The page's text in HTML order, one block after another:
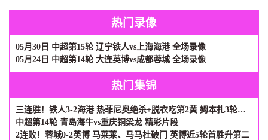
热门录像
05月30日 中超第15轮 辽宁铁人vs上海海港 全场录像
05月24日 中超第14轮 大连英博vs成都蓉城 全场录像
热门集锦
三连胜！铁人3-2海港 热菲尼奥绝杀+脱衣吃第2黄 姆本扎3轮轰6球
中超第14轮 青岛海牛vs重庆铜梁龙 精彩片段
2连败！蓉城0-2英博 马莱莱、马马杜破门 英博近5轮首胜升第二